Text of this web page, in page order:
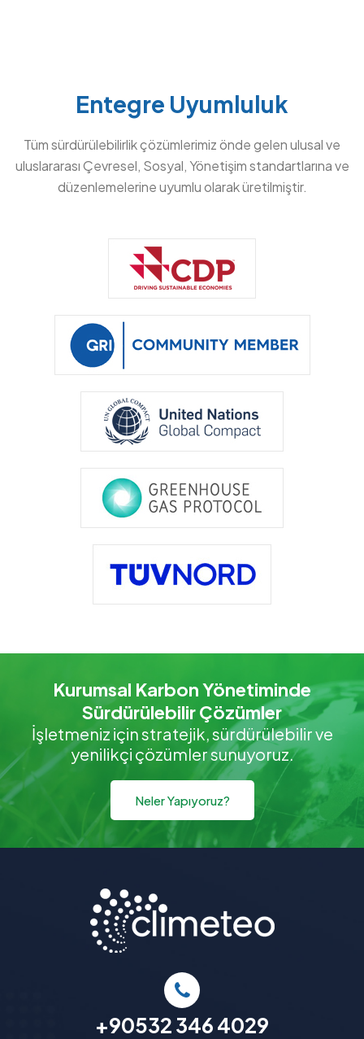
Entegre Uyumluluk
Tüm sürdürülebilirlik çözümlerimiz önde gelen ulusal ve
uluslararası Çevresel, Sosyal, Yönetişim standartlarına ve
düzenlemelerine uyumlu olarak üretilmiştir.
Kurumsal Karbon Yönetiminde
Sürdürülebilir Çözümler
İşletmeniz için stratejik, sürdürülebilir ve
yenilikçi çözümler sunuyoruz.
Neler Yapıyoruz?
+90532 346 4029